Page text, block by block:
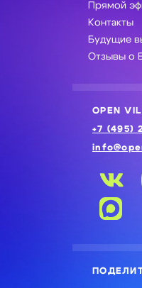
Прямой
Контакты
Будущие
Отзывы о
OPEN
+7 (495)